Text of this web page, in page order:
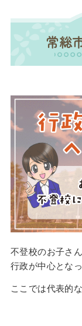
常総
不登校のお子さ
行政が中心とな
ここでは代表的